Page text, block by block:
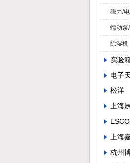
磁力/
蠕动泵
除湿机
实验
电子
松洋
上海
ESCO
上海
杭州